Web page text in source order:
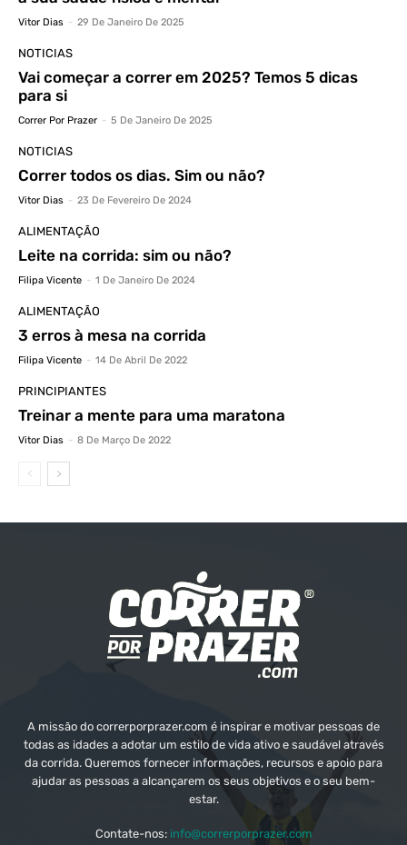
Vitor Dias - 29 De Janeiro De 2025
NOTICIAS
Vai começar a correr em 2025? Temos 5 dicas
para si
Correr Por Prazer - 5 De Janeiro De 2025
NOTICIAS
Correr todos os dias. Sim ou não?
Vitor Dias - 23 De Fevereiro De 2024
ALIMENTAÇÃO
Leite na corrida: sim ou não?
Filipa Vicente - 1 De Janeiro De 2024
ALIMENTAÇÃO
3 erros à mesa na corrida
Filipa Vicente - 14 De Abril De 2022
PRINCIPIANTES
Treinar a mente para uma maratona
Vitor Dias - 8 De Março De 2022
A missão do correrporprazer.com é inspirar e motivar pessoas de
todas as idades a adotar um estilo de vida ativo e saudável através
da corrida. Queremos fornecer informações, recursos e apoio para
ajudar as pessoas a alcançarem os seus objetivos e o seu bem-
estar.
Contate-nos: info@correrporprazer.com